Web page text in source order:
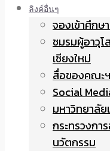
ลิงค์อื่นๆ
จองเข้าศึก
ชมรมผู้อาวุ
เชียงใหม่
สื่อของคณะฯ
Social
มหาวิทยาลัย
กระทรวงกา
นวัตกรรม